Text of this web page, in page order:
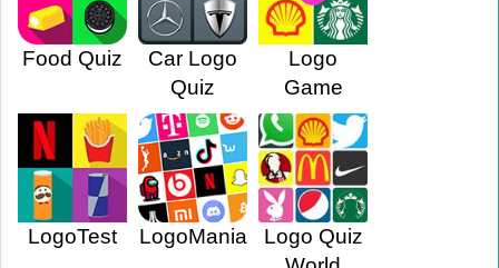
Food Quiz
Car Logo
Quiz
Logo
Game
LogoTest LogoMania
Logo Quiz